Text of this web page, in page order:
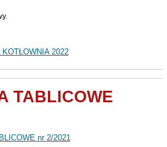
2022
TABLICOWE
nr 2/2021